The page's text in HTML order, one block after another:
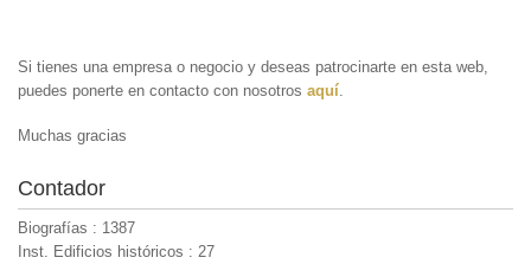
Si tienes una empresa o negocio y deseas patrocinarte en esta web,
puedes ponerte en contacto con nosotros aquí
Muchas gracias
Contador
Biografías : 1387
Inst. Edificios históricos : 27